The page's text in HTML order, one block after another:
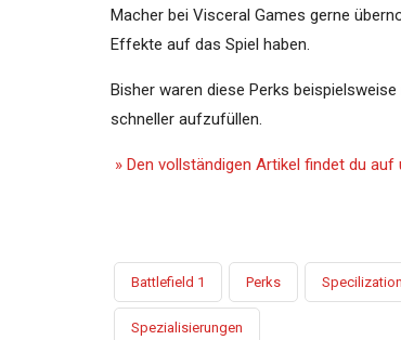
Macher bei Visceral Games gerne
Effekte auf das Spiel haben.
Bisher waren diese Perks
schneller aufzufüllen.
» Den vollständigen Artikel findet du
Battlefield 1 Perks
Spezialisierungen